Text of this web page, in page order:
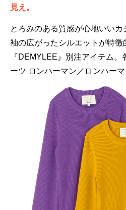
見え。
とろみのある質感が心地いいカ
袖の広がったシルエットが特
『DEMYLEE』別注アイテム
ーツ ロンハーマン／ロンハー